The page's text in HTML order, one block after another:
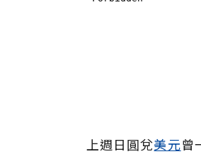
上週日圓兌美元曾